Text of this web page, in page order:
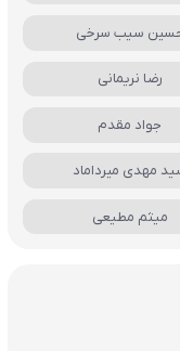
سیب سرخی
رضا نریمانی
جواد مقدم
مهدی میرداماد
میثم مطیعی